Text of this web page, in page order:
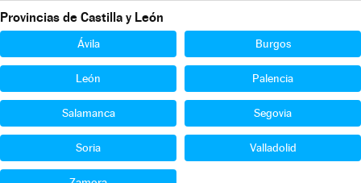
Provincias de Castilla y León
Ávila Burgos
León Palencia
Salamanca Segovia
Soria Valladolid